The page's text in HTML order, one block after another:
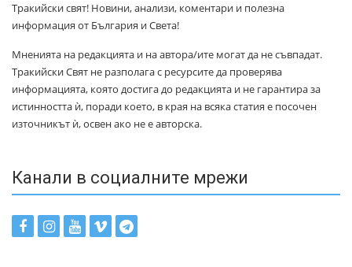
Тракийски свят! Новини, анализи, коментари и полезна
информация от България и Света!
Мненията на редакцията и на автора/ите могат да не съвпадат.
Тракийски Свят не разполага с ресурсите да проверява
информацията, която достига до редакцията и не гарантира за
истинността ѝ, поради което, в края на всяка статия е посочен
източникът ѝ, освен ако не е авторска.
Канали в социалните мрежи